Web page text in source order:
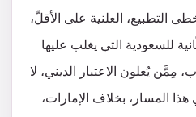
التطبيع، العلنية على الأقلّ،
للسعودية التي يغلب عليها
مِمَّن يُعلون الاعتبار الديني، لا
المسار، بخلاف الإمارات،